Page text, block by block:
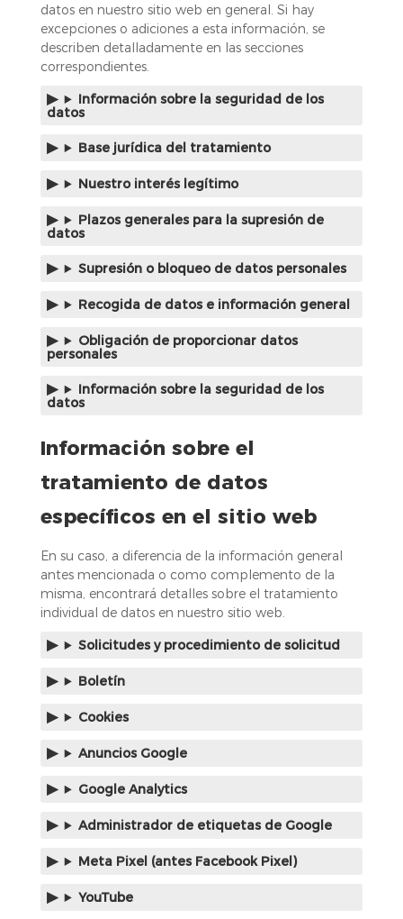
datos en nuestro sitio web en general. Si hay
excepciones o adiciones a esta información, se
describen detalladamente en las secciones
correspondientes.
Información sobre la seguridad de los
datos
Base jurídica del tratamiento
Nuestro interés legítimo
Plazos generales para la supresión de
datos
Supresión o bloqueo de datos personales
Recogida de datos e información general
Obligación de proporcionar datos
personales
Información sobre la seguridad de los
datos
Información sobre el
tratamiento de datos
específicos en el sitio web
En su caso, a diferencia de la información general
antes mencionada o como complemento de la
misma, encontrará detalles sobre el tratamiento
individual de datos en nuestro sitio web.
Solicitudes y procedimiento de solicitud
Boletín
Cookies
Anuncios Google
Google Analytics
Administrador de etiquetas de Google
Meta Pixel (antes Facebook Pixel)
YouTube